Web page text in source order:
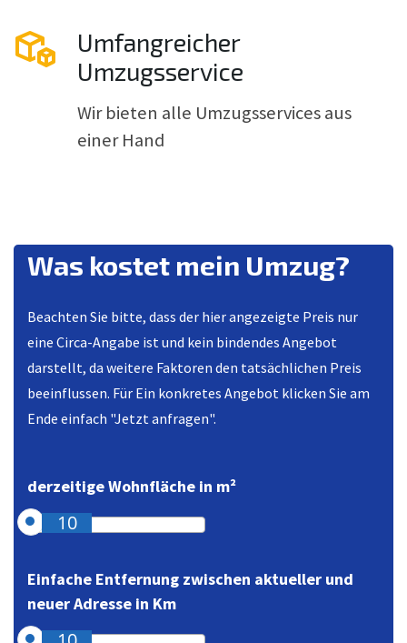
Umfangreicher
Umzugsservice
Wir bieten alle Umzugsservices aus
einer Hand
Was kostet mein Umzug?
Beachten Sie bitte, dass der hier angezeigte Preis nur
eine Circa-Angabe ist und kein bindendes Angebot
darstellt, da weitere Faktoren den tatsächlichen Preis
beeinflussen. Für Ein konkretes Angebot klicken Sie am
Ende einfach "Jetzt anfragen".
derzeitige Wohnfläche in m²
10
Einfache Entfernung zwischen aktueller und
neuer Adresse in Km